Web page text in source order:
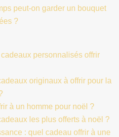
peut-on garder un bouquet
?
personnalisés offrir
originaux à offrir pour la
à un homme pour noël ?
les plus offerts à noël ?
: quel cadeau offrir à une